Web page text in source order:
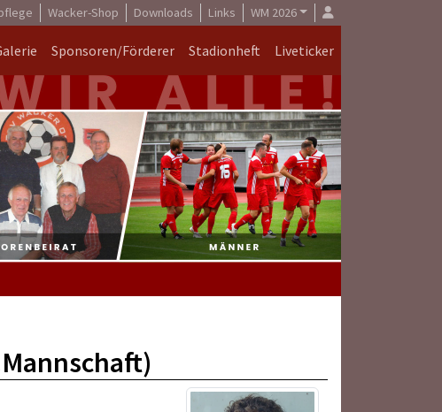
Wacker-Shop Downloads Links WM 2026
Sponsoren/Förderer Stadionheft Liveticker